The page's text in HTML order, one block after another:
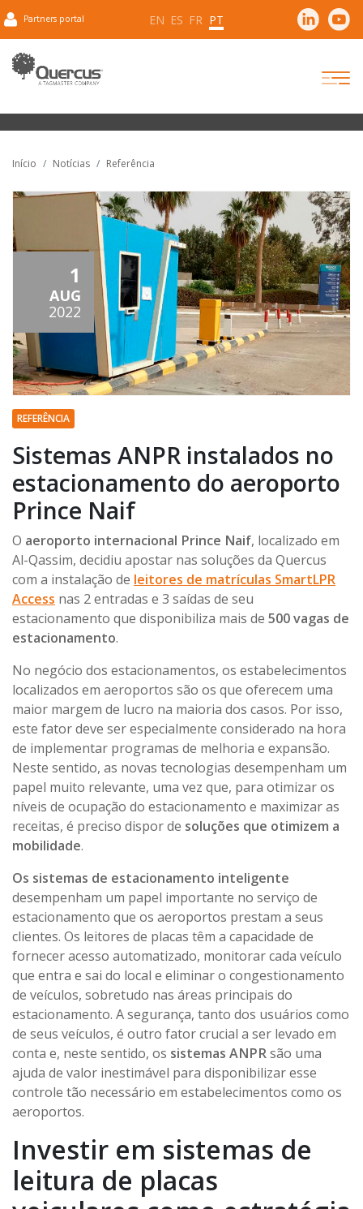
Partners portal EN ES FR PT
Início Notícias Referência
1
AUG
2022
REFERÊNCIA
Sistemas ANPR instalados no
estacionamento do aeroporto
Prince Naif
O aeroporto internacional Prince Naif, localizado em
Al-Qassim, decidiu apostar nas soluções da Quercus
com a instalação de leitores de matrículas SmartLPR
Access nas 2 entradas e 3 saídas de seu
estacionamento que disponibiliza mais de 500 vagas de
estacionamento.
No negócio dos estacionamentos, os estabelecimentos
localizados em aeroportos são os que oferecem uma
maior margem de lucro na maioria dos casos. Por isso,
este fator deve ser especialmente considerado na hora
de implementar programas de melhoria e expansão.
Neste sentido, as novas tecnologias desempenham um
papel muito relevante, uma vez que, para otimizar os
níveis de ocupação do estacionamento e maximizar as
receitas, é preciso dispor de soluções que otimizem a
mobilidade.
Os sistemas de estacionamento inteligente
desempenham um papel importante no serviço de
estacionamento que os aeroportos prestam a seus
clientes. Os leitores de placas têm a capacidade de
fornecer acesso automatizado, monitorar cada veículo
que entra e sai do local e eliminar o congestionamento
de veículos, sobretudo nas áreas principais do
estacionamento. A segurança, tanto dos usuários como
de seus veículos, é outro fator crucial a ser levado em
conta e, neste sentido, os sistemas ANPRsão uma
ajuda de valor inestimável para disponibilizar esse
controle tão necessário em estabelecimentos como os
aeroportos.
Investir em sistemas de
leitura de placas